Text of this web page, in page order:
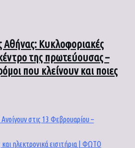
Αθήνας: Κυκλοφοριακές
της πρωτεύουσας –
που κλείνουν και ποιες